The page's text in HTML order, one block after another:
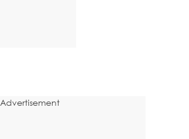
Advertisement